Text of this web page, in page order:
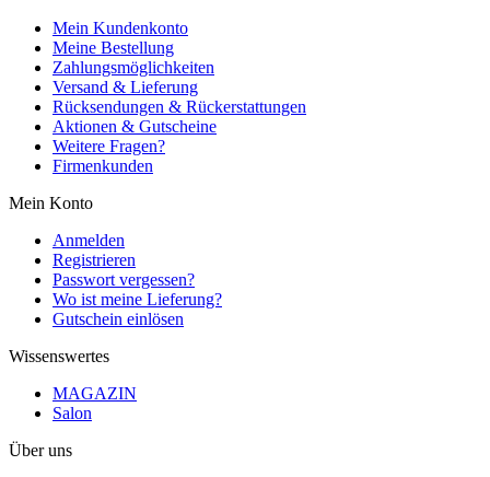
Mein Kundenkonto
Meine Bestellung
Zahlungsmöglichkeiten
Versand & Lieferung
Rücksendungen & Rückerstattungen
Aktionen & Gutscheine
Weitere Fragen?
Firmenkunden
Mein Konto
Anmelden
Registrieren
Passwort vergessen?
Wo ist meine Lieferung?
Gutschein einlösen
Wissenswertes
MAGAZIN
Salon
Über uns